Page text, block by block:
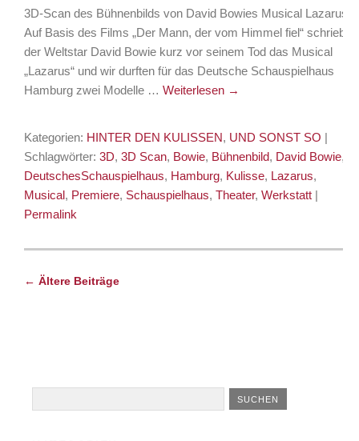
3D-Scan des Bühnenbilds von David Bowies Musical Lazarus
Auf Basis des Films „Der Mann, der vom Himmel fiel“ schrieb
der Weltstar David Bowie kurz vor seinem Tod das Musical
„Lazarus“ und wir durften für das Deutsche Schauspielhaus
Hamburg zwei Modelle …Weiterlesen →
Kategorien: HINTER DEN KULISSEN, UND SONST SO |
Schlagwörter:3D,3D Scan, Bowie, Bühnenbild, David Bowie,
DeutschesSchauspielhaus, Hamburg, Kulisse, Lazarus,
Musical, Premiere, Schauspielhaus,Theater,Werkstatt |
Permalink
← Ältere Beiträge